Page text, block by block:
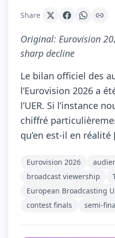
Share
Original: Eurovision
sharp decline
Le bilan officiel des
l’Eurovision 2026 a
l’UER. Si l’instance
chiffré
qu’en est-il en
Eurovision 2026
broadcast viewership
European Broadcasting
contest finals
semi-